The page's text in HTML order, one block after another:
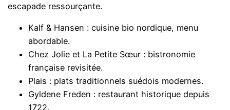
escapade ressourçante.
Kalf & Hansen : cuisine bio nordique, menu
abordable.
Chez Jolie et La Petite Sœur : bistronomie
française revisitée.
Plais : plats traditionnels suédois modernes.
Gyldene Freden : restaurant historique depuis
1722.